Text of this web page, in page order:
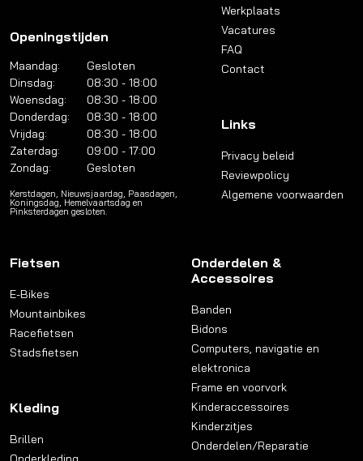
Openingstijden
Maandag:
Gesloten
Dinsdag:
08:30 - 18:00
Woensdag:
08:30 - 18:00
Donderdag:
08:30 - 18:00
Vrijdag:
08:30 - 18:00
Zaterdag:
09:00 - 17:00
Zondag:
Gesloten
Kerstdagen, Nieuwsjaardag, Paasdagen,
Koningsdag, Hemelvaartsdag en
Pinksterdagen gesloten.
Werkplaats
Vacatures
FAQ
Contact
Links
Privacy beleid
Reviewpolicy
Algemene voorwaarden
Fietsen
E-Bikes
Mountainbikes
Racefietsen
Stadsfietsen
Kleding
Brillen
Onderdelen &
Accessoires
Banden
Bidons
Computers, navigatie en
elektronica
Frame en voorvork
Kinderaccessoires
Kinderzitjes
Onderdelen/Reparatie